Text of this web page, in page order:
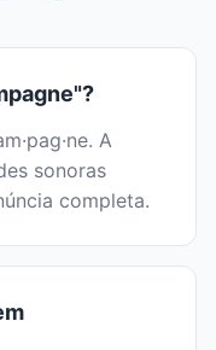
A
sonoras
completa.